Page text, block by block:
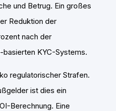
und Betrug. Ein großes
Reduktion der
nach der
basierten KYC-Systems.
regulatorischer Strafen.
ist dies ein
Berechnung. Eine